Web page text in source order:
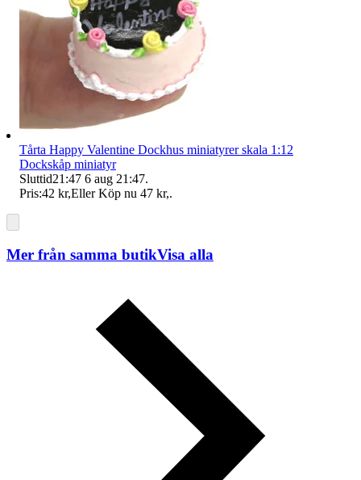
Tårta Happy Valentine Dockhus miniatyrer skala 1:12
Dockskåp miniatyr
Sluttid21:47 6 aug 21:47.
Pris:42 kr,Eller Köp nu 47 kr,.
Mer från samma butikVisa alla